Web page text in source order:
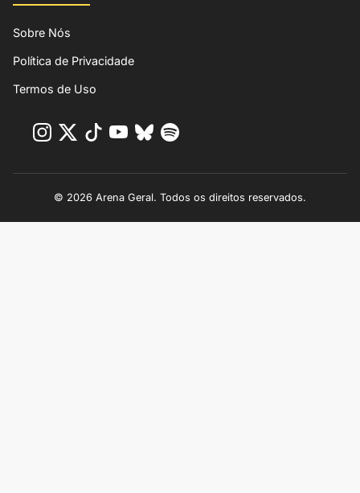
Sobre Nós
Política de Privacidade
Termos de Uso
© 2026 Arena Geral. Todos os direitos reservados.